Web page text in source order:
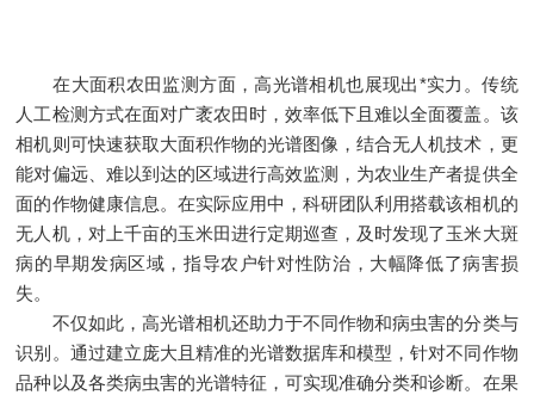
在大面积农田监测方面，高光谱相机也展现出*实力。传统
人工检测方式在面对广袤农田时，效率低下且难以全面覆盖。该
相机则可快速获取大面积作物的光谱图像，结合无人机技术，更
能对偏远、难以到达的区域进行高效监测，为农业生产者提供全
面的作物健康信息。在实际应用中，科研团队利用搭载该相机的
无人机，对上千亩的玉米田进行定期巡查，及时发现了玉米大斑
病的早期发病区域，指导农户针对性防治，大幅降低了病害损
失。
不仅如此，高光谱相机还助力于不同作物和病虫害的分类与
识别。通过建立庞大且精准的光谱数据库和模型，针对不同作物
品种以及各类病虫害的光谱特征，可实现准确分类和诊断。在果